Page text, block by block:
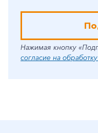
Нажимая кнопку
согласие на